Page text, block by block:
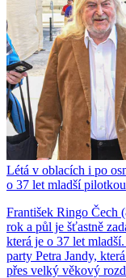
Létá v oblacích i po
o 37 let mladší pilotkou
František Ringo Čech
rok a půl je šťastně
která je o 37 let
party Petra Jandy,
přes velký věkový